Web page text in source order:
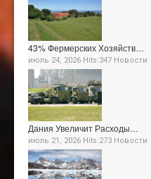
43% Фермерских Хозяйств…
июль 24, 2026 Hits:347 Новости
Дания Увеличит Расходы…
июль 21, 2026 Hits:273 Новости